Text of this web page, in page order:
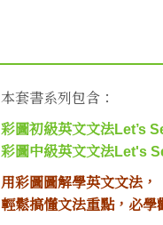
本套書系列包含：
彩圖初級英文文法Let’s
彩圖中級英文文法Let's
用彩圖圖解學英文文法，
輕鬆搞懂文法重點，必學